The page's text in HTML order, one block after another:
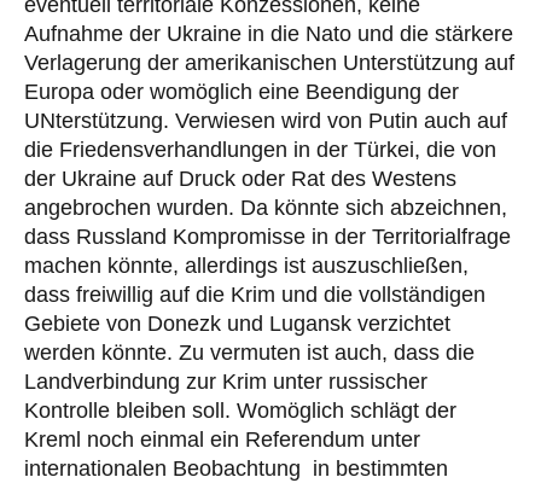
eventuell territoriale Konzessionen, keine
Aufnahme der Ukraine in die Nato und die stärkere
Verlagerung der amerikanischen Unterstützung auf
Europa oder womöglich eine Beendigung der
UNterstützung. Verwiesen wird von Putin auch auf
die Friedensverhandlungen in der Türkei, die von
der Ukraine auf Druck oder Rat des Westens
angebrochen wurden. Da könnte sich abzeichnen,
dass Russland Kompromisse in der Territorialfrage
machen könnte, allerdings ist auszuschließen,
dass freiwillig auf die Krim und die vollständigen
Gebiete von Donezk und Lugansk verzichtet
werden könnte. Zu vermuten ist auch, dass die
Landverbindung zur Krim unter russischer
Kontrolle bleiben soll. Womöglich schlägt der
Kreml noch einmal ein Referendum unter
internationalen Beobachtung in bestimmten